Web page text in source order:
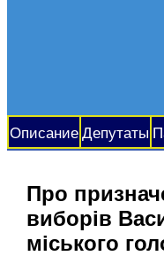
Описание Депутаты
Про
виборів
міського